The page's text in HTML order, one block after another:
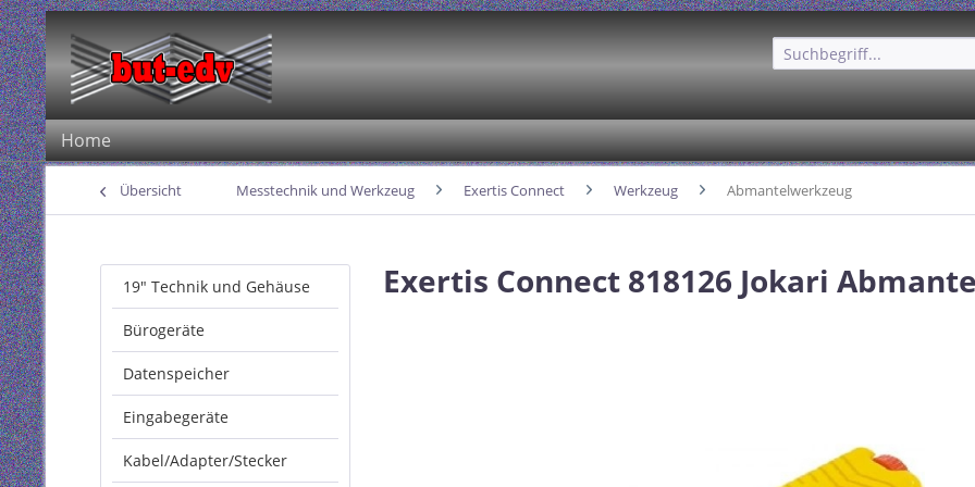
Home
Übersicht Messtechnik und Werkzeug Exertis Connect Werkzeug Abmantelwerkzeug
19" Technik und Gehäuse
Bürogeräte
Datenspeicher
Eingabegeräte
Kabel/Adapter/Stecker
Exertis Connect 818126 Jokari